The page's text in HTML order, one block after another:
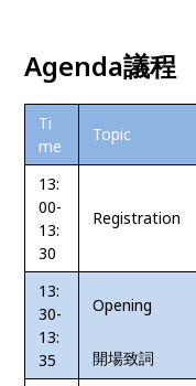
Agenda議程
Ti
me
Topic
13:
00-
13:
30
Registration
13:
30-
13:
35
Opening
開場致詞